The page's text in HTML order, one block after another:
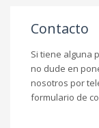
Contacto
Si tiene alguna
no dude en
nosotros por
formulario de